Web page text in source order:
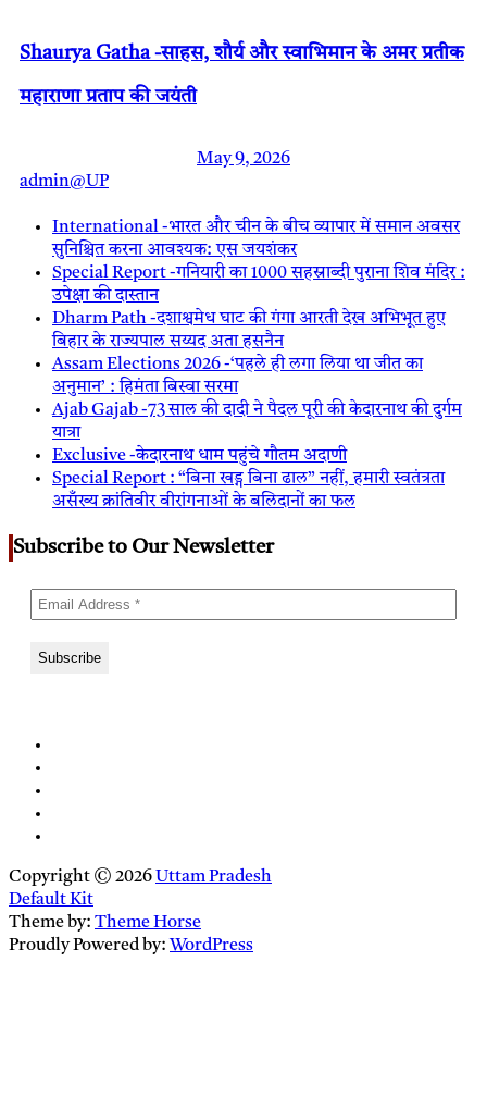
Shaurya Gatha -साहस, शौर्य और स्वाभिमान के अमर प्रतीक
महाराणा प्रताप की जयंती
May 9, 2026
admin@UP
International -भारत और चीन के बीच व्यापार में समान अवसर
सुनिश्चित करना आवश्यक: एस जयशंकर
Special Report -गनियारी का 1000 सहस्राब्दी पुराना शिव मंदिर :
उपेक्षा की दास्तान
Dharm Path -दशाश्वमेध घाट की गंगा आरती देख अभिभूत हुए
बिहार के राज्यपाल सय्यद अता हसनैन
Assam Elections 2026 -‘पहले ही लगा लिया था जीत का
अनुमान’ : हिमंता बिस्वा सरमा
Ajab Gajab -73 साल की दादी ने पैदल पूरी की केदारनाथ की दुर्गम
यात्रा
Exclusive -केदारनाथ धाम पहुंचे गौतम अदाणी
Special Report : “बिना खड्ग बिना ढाल” नहीं, हमारी स्वतंत्रता
असँख्य क्रांतिवीर वीरांगनाओं के बलिदानों का फल
Subscribe to Our Newsletter
Copyright © 2026 Uttam Pradesh
Default Kit
Theme by: Theme Horse
Proudly Powered by: WordPress